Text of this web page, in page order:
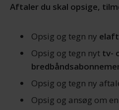
Aftaler du skal opsige,
Opsig og tegn ny
Opsig og tegn nyt tv-
Opsig og tegn ny
Opsig og ansøg om